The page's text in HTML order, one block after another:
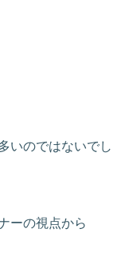
いのではないでし
ーの視点から